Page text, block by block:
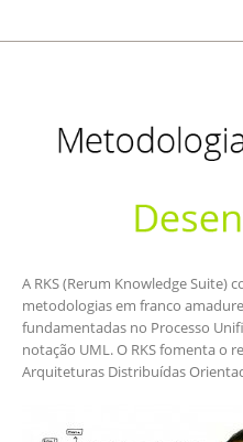
A RKS (Rerum Knowledge Suite)
metodologias em franco
fundamentadas no Processo
notação UML. O RKS fomenta o
Arquiteturas Distribuídas